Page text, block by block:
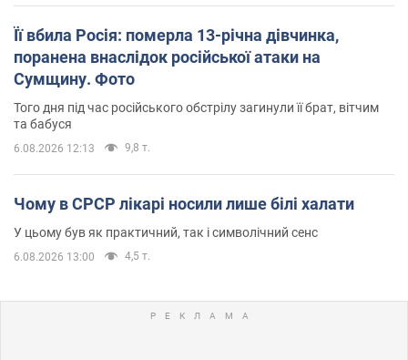
Її вбила Росія: померла 13-річна дівчинка,
поранена внаслідок російської атаки на
Сумщину. Фото
Того дня під час російського обстрілу загинули її брат, вітчим
та бабуся
6.08.2026 12:13 9,8 т.
Чому в СРСР лікарі носили лише білі халати
У цьому був як практичний, так і символічний сенс
6.08.2026 13:00 4,5 т.